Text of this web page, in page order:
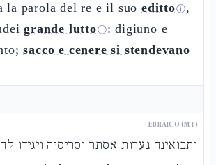
la parola del re e il suo edittoⓘ,
grande luttoⓘ: digiuno e
sacco e cenere si stendevano
EBRAICO (MT)
ותבואינה נערות אסתר וסריסיה ויגידו